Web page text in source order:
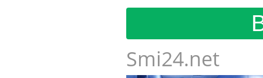
Smi24.net